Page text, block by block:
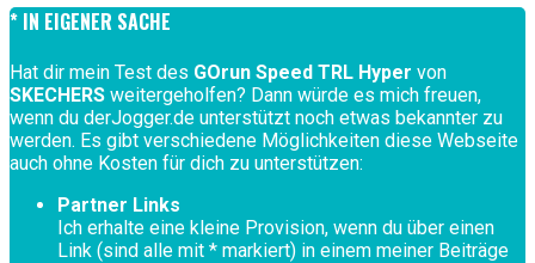
* IN EIGENER SACHE
Hat dir mein Test des GOrun Speed TRL Hyper von
SKECHERS weitergeholfen? Dann würde es mich freuen,
wenn du derJogger.de unterstützt noch etwas bekannter zu
werden. Es gibt verschiedene Möglichkeiten diese Webseite
auch ohne Kosten für dich zu unterstützen:
Partner Links
Ich erhalte eine kleine Provision, wenn du über einen
Link (sind alle mit * markiert) in einem meiner Beiträge